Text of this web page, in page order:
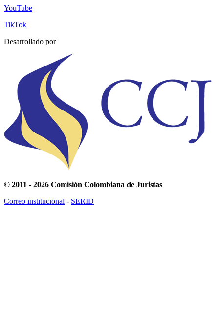
YouTube
TikTok
Desarrollado por
© 2011 - 2026 Comisión Colombiana de Juristas
Correo institucional - SERID